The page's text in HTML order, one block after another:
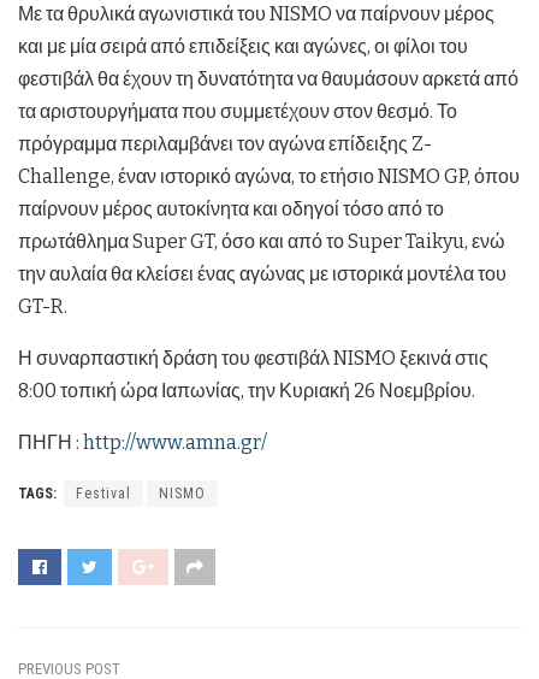
Με τα θρυλικά αγωνιστικά του NISMO να παίρνουν μέρος
και με μία σειρά από επιδείξεις και αγώνες, οι φίλοι του
φεστιβάλ θα έχουν τη δυνατότητα να θαυμάσουν αρκετά από
τα αριστουργήματα που συμμετέχουν στον θεσμό. Το
πρόγραμμα περιλαμβάνει τον αγώνα επίδειξης Z-
Challenge, έναν ιστορικό αγώνα, το ετήσιο NISMO GP, όπου
παίρνουν μέρος αυτοκίνητα και οδηγοί τόσο από το
πρωτάθλημα Super GT, όσο και από το Super Taikyu, ενώ
την αυλαία θα κλείσει ένας αγώνας με ιστορικά μοντέλα του
GT-R.
Η συναρπαστική δράση του φεστιβάλ NISMO ξεκινά στις
8:00 τοπική ώρα Ιαπωνίας, την Κυριακή 26 Νοεμβρίου.
ΠΗΓΗ : http://www.amna.gr/
TAGS: Festival ΝΙSMO
PREVIOUS POST